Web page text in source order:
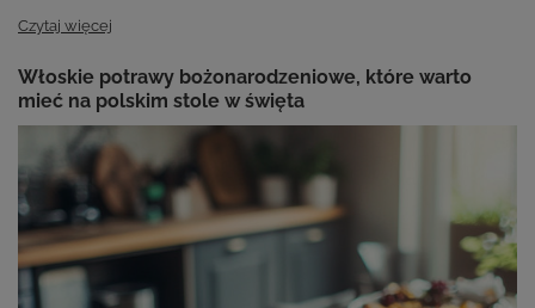
Czytaj więcej
Włoskie potrawy bożonarodzeniowe, które warto
mieć na polskim stole w święta